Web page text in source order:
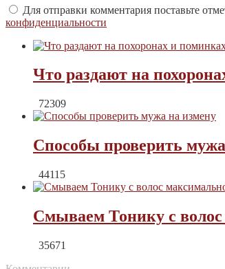
Для отправки комментария поставьте
конфиденциальности
Что раздают на
72309
Способы проверить
44115
Смываем Тонику с
35671